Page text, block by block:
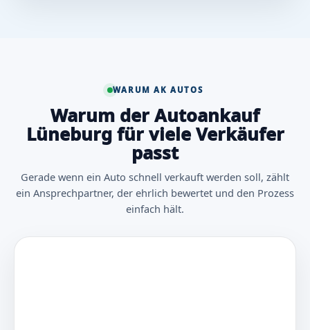
WARUM AK AUTOS
Warum der Autoankauf
Lüneburg für viele Verkäufer
passt
Gerade wenn ein Auto schnell verkauft werden soll, zählt
ein Ansprechpartner, der ehrlich bewertet und den Prozess
einfach hält.